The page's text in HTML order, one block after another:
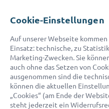
© 2026 advocado - einfach
Cookie-Einstellungen
Auf unserer Webseite
Einsatz: technische, zu
Marketing-Zwecken. Sie
auch ohne das Setzen von
ausgenommen sind die
können die aktuellen
„Cookies“ (am Ende der
steht jederzeit ein